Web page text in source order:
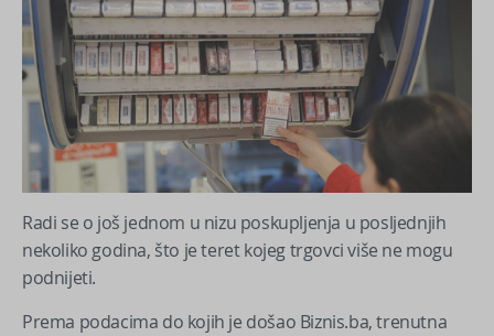
Radi se o još jednom u nizu poskupljenja u posljednjih
nekoliko godina, što je teret kojeg trgovci više ne mogu
podnijeti.
Prema podacima do kojih je došao Biznis.ba, trenutna